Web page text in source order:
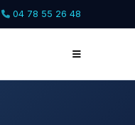
04 78 55 26 48